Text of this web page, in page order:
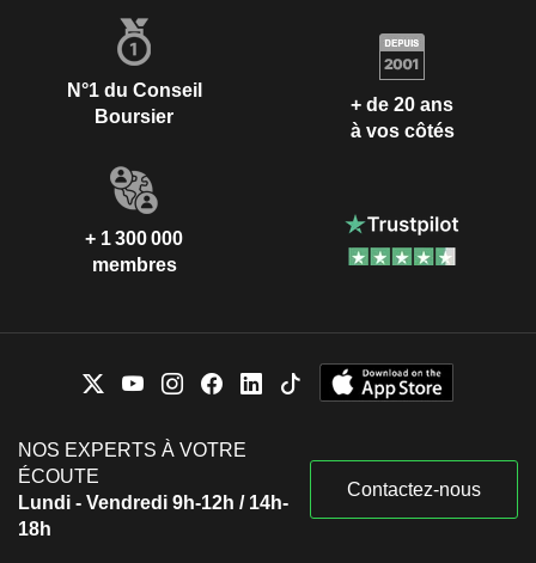
N°1 du Conseil
Boursier
+ de 20 ans
à vos côtés
+ 1 300 000
membres
NOS EXPERTS À VOTRE
ÉCOUTE
Lundi - Vendredi 9h-12h / 14h-
18h
Contactez-nous